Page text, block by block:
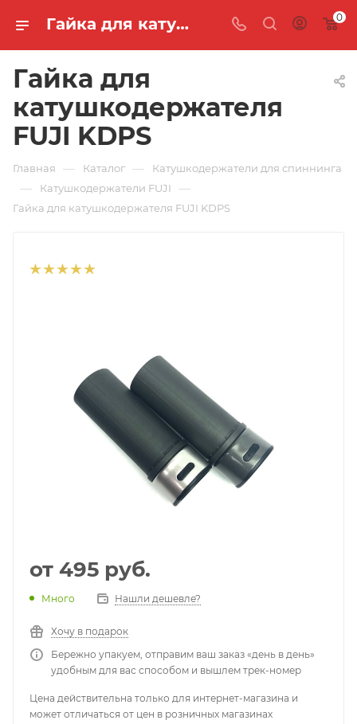
Гайка для катушкодержателя FUJI KDPS 🐟 купить по цене 495 руб. в интернет-магазине "MASTER FISH" 0
Гайка для
катушкодержателя
FUJI KDPS
Главная — Каталог — Катушкодержатели для спиннинга
— Катушкодержатели FUJI —
Гайка для катушкодержателя FUJI KDPS
от 495 руб.
Много Нашли дешевле?
Хочу в подарок
Бережно упакуем, отправим ваш заказ «день в день»
удобным для вас способом и вышлем трек-номер
Цена действительна только для интернет-магазина и
может отличаться от цен в розничных магазинах